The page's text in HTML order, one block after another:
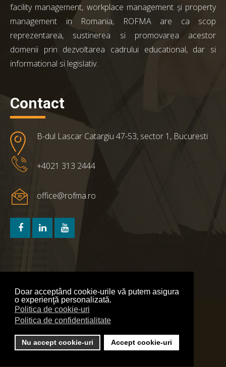
Doar acceptând cookie-urile vă putem asigura
o experienţă personalizată.
Politica de cookie-uri
Politica de confidentialitate
Nu accept cookie-uri Accept cookie-uri
facility management, workplace management și property
management in Romania, ROFMA are ca scop
reprezentarea, sustinerea si promovarea acestor
domenii prin dezvoltarea cadrului educational, dar si
informational si legislativ.
Contact
B-dul Lascar Catargiu 47-53, sector 1, Bucuresti
+4021 313 2444
office@rofma.ro
Politica de confidentialitate
Politica de cookie-uri